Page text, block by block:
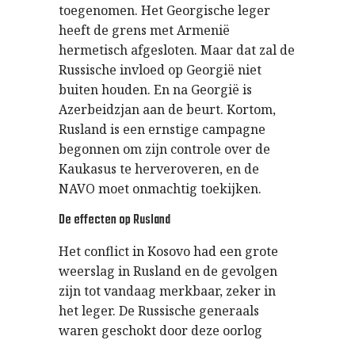
toegenomen. Het Georgische leger
heeft de grens met Armenië
hermetisch afgesloten. Maar dat zal de
Russische invloed op Georgië niet
buiten houden. En na Georgië is
Azerbeidzjan aan de beurt. Kortom,
Rusland is een ernstige campagne
begonnen om zijn controle over de
Kaukasus te herveroveren, en de
NAVO moet onmachtig toekijken.
De effecten op Rusland
Het conflict in Kosovo had een grote
weerslag in Rusland en de gevolgen
zijn tot vandaag merkbaar, zeker in
het leger. De Russische generaals
waren geschokt door deze oorlog